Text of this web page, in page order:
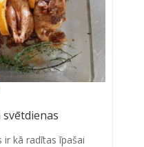
ir kā radītas īpašai